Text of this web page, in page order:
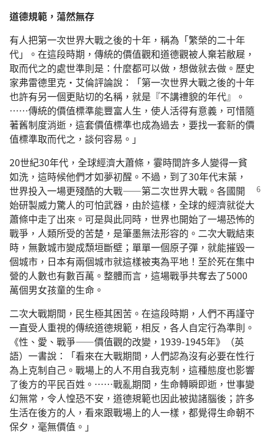
道德規範，蕩然無存
有人把第一次世界大戰之後的十年，稱為「繁榮的二十年
代」。在這段時期，傳統的價值觀和道德觀被人棄若敝屣，
取而代之的處世準則是：什麼都可以做，想做就去做。歷史
家弗雷德里克·艾倫評論說：「第一次世界大戰之後的十年
也許有另一個更貼切的名稱，就是『不講禮貌的年代』。
……傳統的價值標準能豐富人生，使人活得有意義，可惜隨
著舊制度消逝，這套價值標準也成為過去，要找一套新的價
值標準取而代之，談何容易。」
20世紀30年代，全球經濟大蕭條，霎時間許多人變得一貧
如洗，這時候他們才如夢初醒。不過，到了30年代末葉，
世界投入一場更殘酷的大戰——第二次世界大戰。各國開
始研製威力驚人的可怕武器，由於這樣，全球的經濟就從大
蕭條中走了出來。可是與此同時，世界也開始了一場恐怖的
戰爭，人類所受的苦楚，是筆墨無法形容的。二次大戰結束
時，無數城市變成頹垣斷壁；單單一個原子彈，就能摧毀一
個城市，日本有兩個城市就這樣被夷為平地！至於死在集中
營的人數也有數百萬。整體而言，這場戰爭共奪去了5000
萬個男女孩童的生命。
二次大戰期間，民生極其困苦。在這段時期，人們不再謹守
一直受人重視的傳統道德規範，相反，各人自定行為準則。
《性、愛、戰爭——價值觀的改變，1939-1945年》（英
語）一書說：「看來在大戰期間，人們認為沒有必要在性行
為上克制自己。戰場上的人不用自我克制，這種態度也影響
了後方的平民百姓。……戰亂期間，生命轉瞬即逝，世事變
幻無常，令人惶恐不安，道德規範也因此被拋諸腦後；許多
生活在後方的人，看來跟戰場上的人一樣，都覺得生命朝不
保夕，毫無價值。」